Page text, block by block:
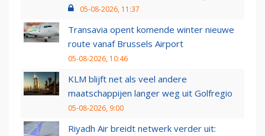
05-08-2026, 11:37
Transavia opent komende winter nieuwe
route vanaf Brussels Airport
05-08-2026, 10:46
KLM blijft net als veel andere
maatschappijen langer weg uit Golfregio
05-08-2026, 9:00
Riyadh Air breidt netwerk verder uit: